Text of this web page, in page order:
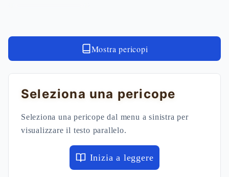
Mostra pericopi
Seleziona una pericope
Seleziona una pericope dal menu a sinistra per
visualizzare il testo parallelo.
Inizia a leggere